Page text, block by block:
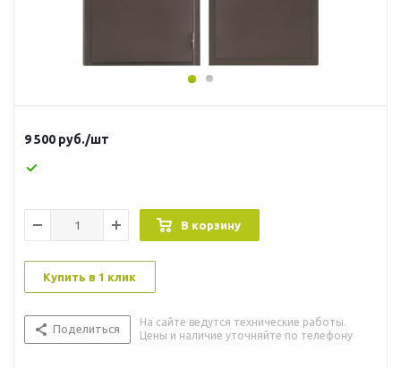
9 500 руб./шт
В корзину
Купить в 1 клик
Поделиться
На сайте ведутся технические работы.
Цены и наличие уточняйте по телефону